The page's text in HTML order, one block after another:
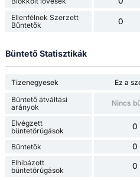
Ellenfélnek Szerzett
Bűntetők
0
Büntető Statisztikák
Tizenegyesek Ez a
Büntető átváltási
arányok
Nincs
Elvégzett
büntetőrúgások
0
Büntetők 0
Elhibázott
büntetőrúgások
0